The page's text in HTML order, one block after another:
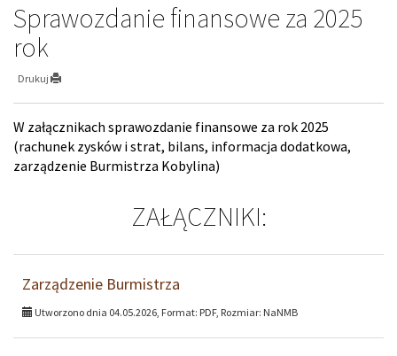
Sprawozdanie finansowe za 2025
rok
Drukuj
W załącznikach sprawozdanie finansowe za rok 2025
(rachunek zysków i strat, bilans, informacja dodatkowa,
zarządzenie Burmistrza Kobylina)
ZAŁĄCZNIKI:
Zarządzenie Burmistrza
Utworzono dnia 04.05.2026, Format: PDF, Rozmiar: NaNMB